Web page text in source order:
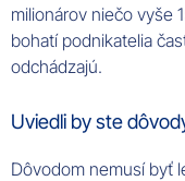
milionárov niečo vyše
bohatí podnikatelia
odchádzajú.
Uviedli by ste
Dôvodom nemusí byť